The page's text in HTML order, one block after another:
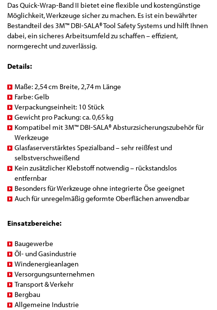
Das Quick-Wrap-Band II bietet eine flexible und kostengünstige
Möglichkeit, Werkzeuge sicher zu machen. Es ist ein bewährter
Bestandteil des 3M™ DBI-SALA® Tool Safety Systems und hilft Ihnen
dabei, ein sicheres Arbeitsumfeld zu schaffen – effizient,
normgerecht und zuverlässig.
Details:
Maße: 2,54 cm Breite, 2,74 m Länge
Farbe: Gelb
Verpackungseinheit: 10 Stück
Gewicht pro Packung: ca. 0,65 kg
Kompatibel mit 3M™ DBI-SALA® Absturzsicherungszubehör für
Werkzeuge
Glasfaserverstärktes Spezialband – sehr reißfest und
selbstverschweißend
Kein zusätzlicher Klebstoff notwendig – rückstandslos
entfernbar
Besonders für Werkzeuge ohne integrierte Öse geeignet
Auch für unregelmäßig geformte Oberflächen anwendbar
Einsatzbereiche:
Baugewerbe
Öl- und Gasindustrie
Windenergieanlagen
Versorgungsunternehmen
Transport & Verkehr
Bergbau
Allgemeine Industrie